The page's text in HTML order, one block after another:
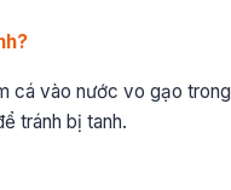
cá vào nước vo gạo trong
tránh bị tanh.